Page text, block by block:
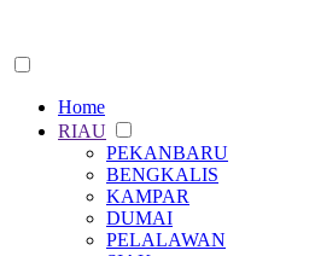
Home
RIAU
PEKANBARU
BENGKALIS
KAMPAR
DUMAI
PELALAWAN